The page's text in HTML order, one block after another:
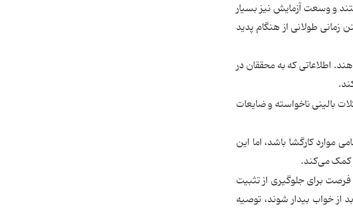
و وسعت آزمایش نیز بسیار
طولانی از هنگام پدید
اطلاعاتی که به محققان در
بالینی ناخواسته و ضایعات
موارد کارگشا باشد، اما این
کمک می‌کند.
برای جلوگیری از تثبیت
از خواب بیدار شوند، توصیه